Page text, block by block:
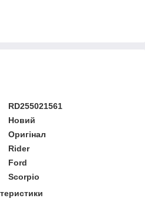
RD255021561
Новий
Оригінал
Rider
Ford
Scorpio